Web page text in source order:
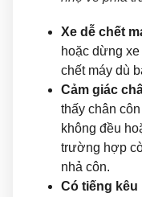
Xe dễ chết
hoặc dừng
chết máy dù
Cảm giác
thấy chân
không đều
trường hợp
nhả côn.
Có tiếng kêu